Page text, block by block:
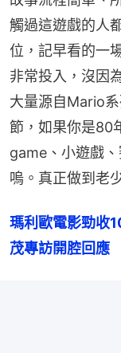
觸過這遊戲的人
位，記早看的一
非常投入，沒因
大量源自Mario
節，如果你是80
game、小遊戲
嗚。真正做到老
瑪利歐電影勁收
茂專訪開腔回應